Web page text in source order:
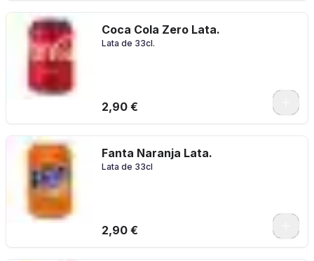
Coca Cola Zero Lata.
Lata de 33cl.
2,90 €
Fanta Naranja Lata.
Lata de 33cl
2,90 €